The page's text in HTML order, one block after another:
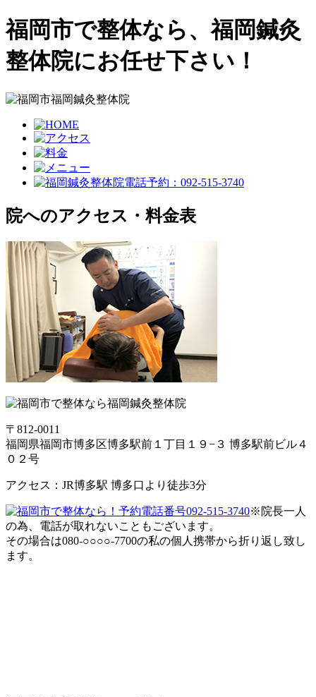
福岡市で整体なら、福岡鍼灸
整体院にお任せ下さい！
院へのアクセス・料金表
〒812-0011
福岡県福岡市博多区博多駅前１丁目１９−３ 博多駅前ビル４
０２号
アクセス：JR博多駅 博多口より徒歩3分
※院長一人
の為、電話が取れないこともございます。
その場合は080-○○○○-7700の私の個人携帯から折り返し致し
ます。